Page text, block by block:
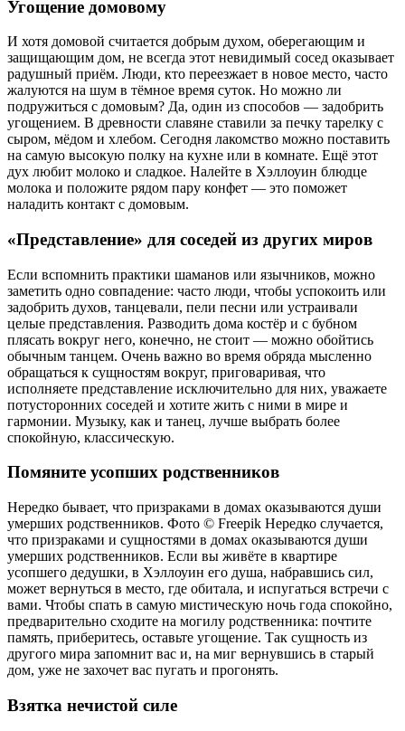
Угощение домовому
И хотя домовой считается добрым духом, оберегающим и
защищающим дом, не всегда этот невидимый сосед оказывает
радушный приём. Люди, кто переезжает в новое место, часто
жалуются на шум в тёмное время суток. Но можно ли
подружиться с домовым? Да, один из способов — задобрить
угощением. В древности славяне ставили за печку тарелку с
сыром, мёдом и хлебом. Сегодня лакомство можно поставить
на самую высокую полку на кухне или в комнате. Ещё этот
дух любит молоко и сладкое. Налейте в Хэллоуин блюдце
молока и положите рядом пару конфет — это поможет
наладить контакт с домовым.
«Представление» для соседей из других миров
Если вспомнить практики шаманов или язычников, можно
заметить одно совпадение: часто люди, чтобы успокоить или
задобрить духов, танцевали, пели песни или устраивали
целые представления. Разводить дома костёр и с бубном
плясать вокруг него, конечно, не стоит — можно обойтись
обычным танцем. Очень важно во время обряда мысленно
обращаться к сущностям вокруг, приговаривая, что
исполняете представление исключительно для них, уважаете
потусторонних соседей и хотите жить с ними в мире и
гармонии. Музыку, как и танец, лучше выбрать более
спокойную, классическую.
Помяните усопших родственников
Нередко бывает, что призраками в домах оказываются души
умерших родственников. Фото © Freepik Нередко случается,
что призраками и сущностями в домах оказываются души
умерших родственников. Если вы живёте в квартире
усопшего дедушки, в Хэллоуин его душа, набравшись сил,
может вернуться в место, где обитала, и испугаться встречи с
вами. Чтобы спать в самую мистическую ночь года спокойно,
предварительно сходите на могилу родственника: почтите
память, приберитесь, оставьте угощение. Так сущность из
другого мира запомнит вас и, на миг вернувшись в старый
дом, уже не захочет вас пугать и прогонять.
Взятка нечистой силе